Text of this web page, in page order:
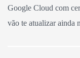
Google Cloud com
vão te atualizar ainda